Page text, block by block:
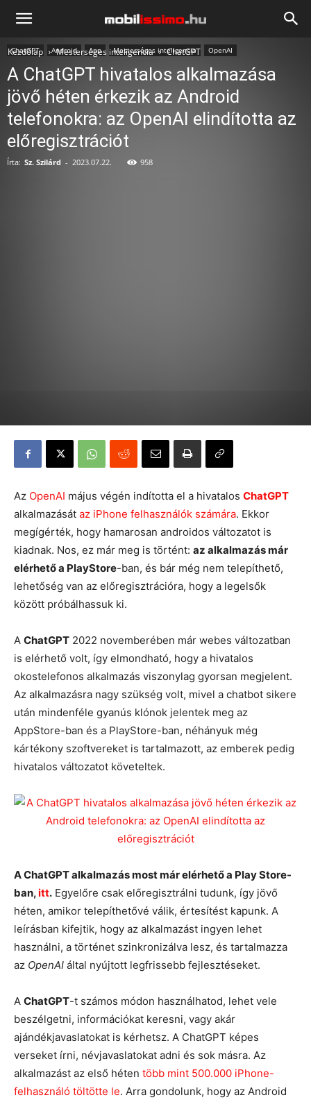
Mobilissimo.hu
Kezdőlap Mesterséges inteligencia ChatGPT
ChatGPT Android App Mesterséges inteligencia OpenAI
A ChatGPT hivatalos alkalmazása
jövő héten érkezik az Android
telefonokra: az OpenAI elindította az
előregisztrációt
Írta: Sz. Szilárd - 2023.07.22. 958
Az OpenAI május végén indította el a hivatalos ChatGPT
alkalmazását az iPhone felhasználók számára. Ekkor
megígérték, hogy hamarosan androidos változatot is
kiadnak. Nos, ez már meg is történt: az alkalmazás már
elérhető a PlayStore-ban, és bár még nem telepíthető,
lehetőség van az előregisztrációra, hogy a legelsők
között próbálhassuk ki.
A ChatGPT 2022 novemberében már webes változatban
is elérhető volt, így elmondható, hogy a hivatalos
okostelefonos alkalmazás viszonylag gyorsan megjelent.
Az alkalmazásra nagy szükség volt, mivel a chatbot sikere
után mindenféle gyanús klónok jelentek meg az
AppStore-ban és a PlayStore-ban, néhányuk még
kártékony szoftvereket is tartalmazott, az emberek pedig
hivatalos változatot követeltek.
A ChatGPT alkalmazás most már elérhető a Play Store-
ban,itt. Egyelőre csak előregisztrálni tudunk, így jövő
héten, amikor telepíthetővé válik, értesítést kapunk. A
leírásban kifejtik, hogy az alkalmazást ingyen lehet
használni, a történet szinkronizálva lesz, és tartalmazza
az OpenAI által nyújtott legfrissebb fejlesztéseket.
A ChatGPT-t számos módon használhatod, lehet vele
beszélgetni, információkat keresni, vagy akár
ajándékjavaslatokat is kérhetsz. A ChatGPT képes
verseket írni, névjavaslatokat adni és sok másra. Az
alkalmazást az első héten több mint 500.000 iPhone-
felhasználó töltötte le. Arra gondolunk, hogy az Android